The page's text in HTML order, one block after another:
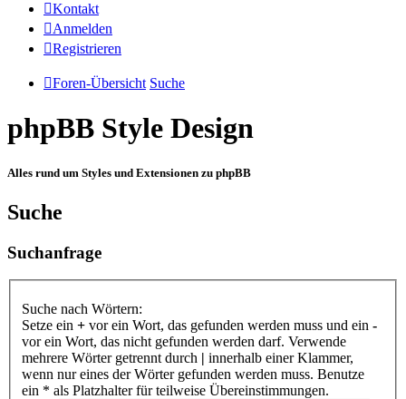
Kontakt
Anmelden
Registrieren
Foren-Übersicht Suche
phpBB Style Design
Alles rund um Styles und Extensionen zu phpBB
Suche
Suchanfrage
Suche nach Wörtern:
Setze ein + vor ein Wort, das gefunden werden muss und ein -
vor ein Wort, das nicht gefunden werden darf. Verwende
mehrere Wörter getrennt durch | innerhalb einer Klammer,
wenn nur eines der Wörter gefunden werden muss. Benutze
ein * als Platzhalter für teilweise Übereinstimmungen.